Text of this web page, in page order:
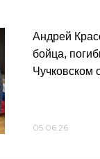
Андрей
бойца,
Чучковском
05.06.26